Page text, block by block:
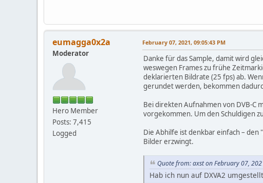
eumagga0x2a
Moderator
Hero Member
Posts: 7,415
Logged
February 07, 2021, 09:05:43 PM
Danke für das Sample, damit wird
weswegen Frames zu frühe
deklarierten Bildrate (25 fps) ab.
gerundet werden, bekommen
Bei direkten Aufnahmen von DVB-C
vorgekommen. Um den Schuldigen
Die Abhilfe ist denkbar einfach – den
Bilder erzwingt.
Quote from: axst on February 07,
Hab ich nun auf DXVA2